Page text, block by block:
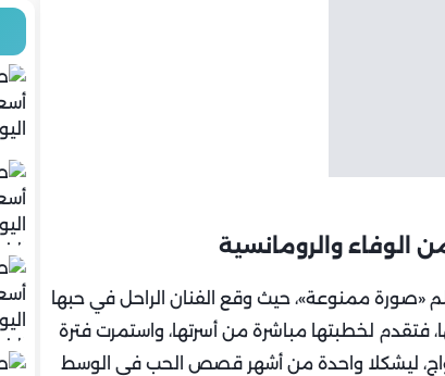
والرومانسية
«صورة ممنوعة»، حيث وقع الفنان الراحل في حبها
فتقدم لخطبتها مباشرة من أسرتها، واستمرت فترة
ليشكلا واحدة من أشهر قصص الحب في الوسط